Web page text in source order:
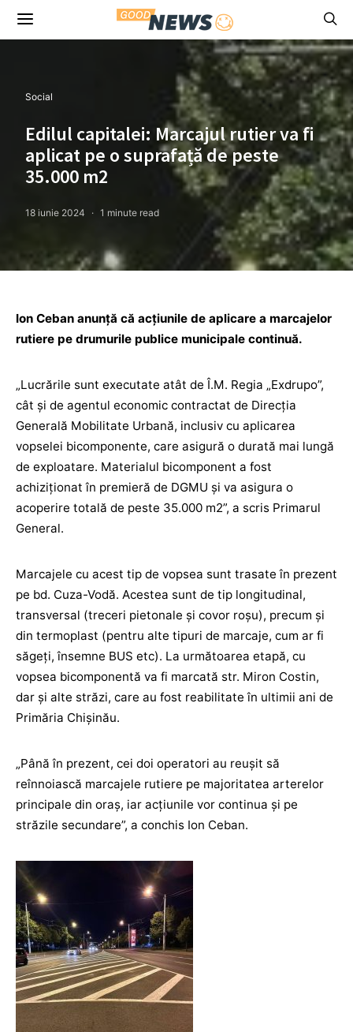
Social
Edilul capitalei: Marcajul rutier va fi
aplicat pe o suprafață de peste
35.000 m2
18 iunie 2024 1 minute read
Ion Ceban anunță că acțiunile de aplicare a marcajelor
rutiere pe drumurile publice municipale continuă.
„Lucrările sunt executate atât de Î.M. Regia „Exdrupo”,
cât și de agentul economic contractat de Direcția
Generală Mobilitate Urbană, inclusiv cu aplicarea
vopselei bicomponente, care asigură o durată mai lungă
de exploatare. Materialul bicomponent a fost
achiziționat în premieră de DGMU și va asigura o
acoperire totală de peste 35.000 m2”, a scris Primarul
General.
Marcajele cu acest tip de vopsea sunt trasate în prezent
pe bd. Cuza-Vodă. Acestea sunt de tip longitudinal,
transversal (treceri pietonale și covor roșu), precum și
din termoplast (pentru alte tipuri de marcaje, cum ar fi
săgeți, însemne BUS etc). La următoarea etapă, cu
vopsea bicomponentă va fi marcată str. Miron Costin,
dar și alte străzi, care au fost reabilitate în ultimii ani de
Primăria Chișinău.
„Până în prezent, cei doi operatori au reușit să
reînnoiască marcajele rutiere pe majoritatea arterelor
principale din oraș, iar acțiunile vor continua și pe
străzile secundare”, a conchis Ion Ceban.